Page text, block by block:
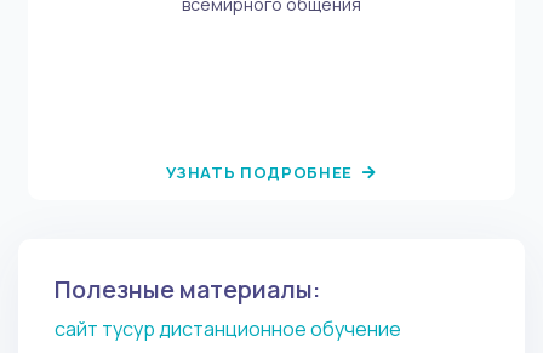
УЗНАТЬ ПОДРОБНЕЕ
Полезные материалы:
сайт тусур дистанционное обучение